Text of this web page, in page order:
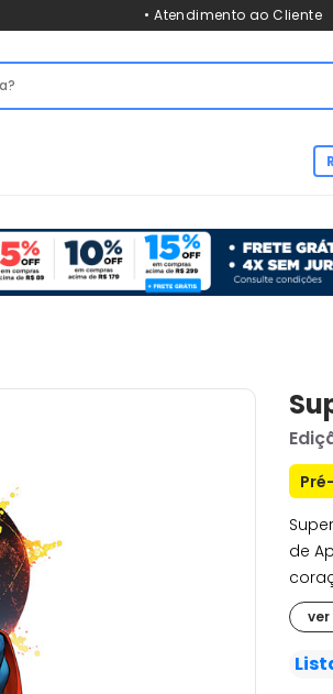
• Atendimento ao Cliente
de
ver